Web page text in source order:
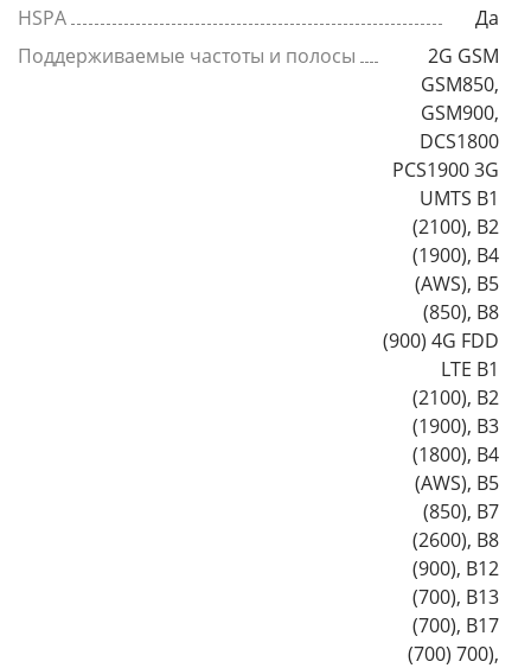
HSPA
Да
Поддерживаемые частоты и полосы
2G GSM
GSM850,
GSM900,
DCS1800
PCS1900 3G
UMTS B1
(2100), B2
(1900), B4
(AWS), B5
(850), B8
(900) 4G FDD
LTE B1
(2100), B2
(1900), B3
(1800), B4
(AWS), B5
(850), B7
(2600), B8
(900), B12
(700), B13
(700), B17
(700) 700),